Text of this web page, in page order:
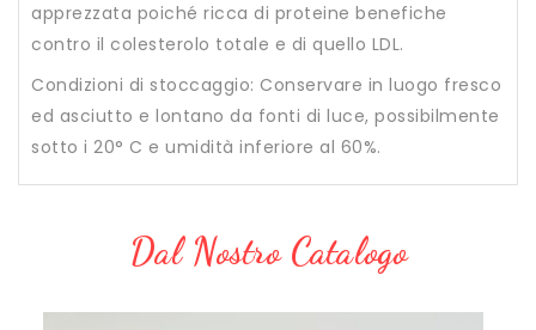
apprezzata poiché ricca di proteine benefiche
contro il colesterolo totale e di quello LDL.
Condizioni di stoccaggio: Conservare in luogo fresco
ed asciutto e lontano da fonti di luce, possibilmente
sotto i 20° C e umidità inferiore al 60%.
Dal Nostro Catalogo